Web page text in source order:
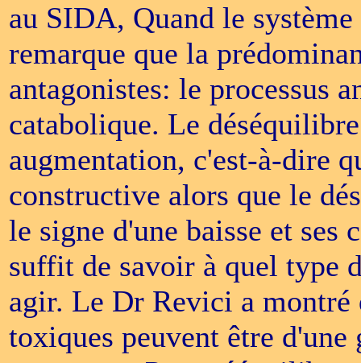
au SIDA, Quand le
remarque que la
antagonistes: le processus
catabolique. Le
augmentation, c'est-à-dire
constructive alors que le
le signe d'une baisse et ses
suffit de savoir à quel type
agir. Le Dr Revici a montré
toxiques peuvent être